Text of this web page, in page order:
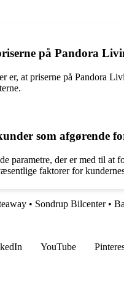
på Pandora
er, at priserne på Pandora
som afgørende
parametre, der er med til
faktorer for
• Sondrup Bilcenter•
YouTube